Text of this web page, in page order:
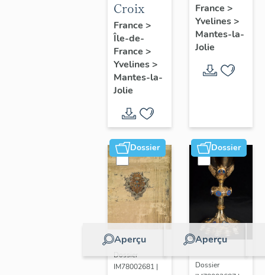
Croix
France >
Île-de-
France >
Yvelines>
Mantes-la-
Jolie
France >
Yvelines>
Mantes-la-
Jolie
Dossier
Aperçu
Dossier
IM78002681 |
Dossier
Aperçu
Dossier